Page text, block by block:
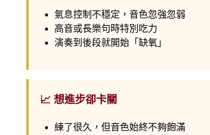
氣息控制不穩定，音色忽強忽弱
高音或長樂句時特別吃力
演奏到後段就開始「缺氧」
📈 想進步卻卡關
練了很久，但音色始終不夠飽滿